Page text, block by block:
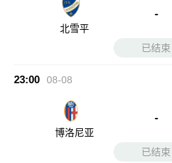
北雪平
-
已结束
23:00 08-08
博洛尼亚
-
已结束